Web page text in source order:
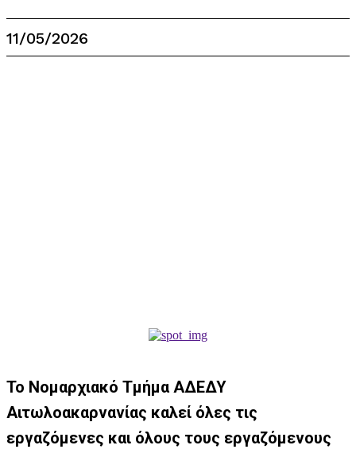
11/05/2026
Το Νομαρχιακό Τμήμα ΑΔΕΔΥ
Αιτωλοακαρνανίας καλεί όλες τις
εργαζόμενες και όλους τους εργαζόμενους